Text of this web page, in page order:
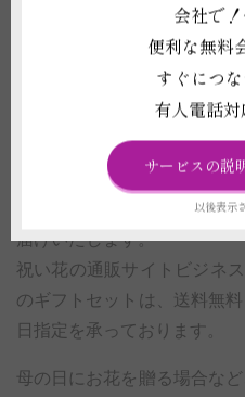
ジネスフラワー®
祝い花の通販サイトビジネ
菓子やスイーツなどの 贈答
販売しております。
京都のお茶屋さんこだわり
菓子、有名店のお菓子など
届けいたします。
祝い花の通販サイトビジネ
のギフトセットは、送料無
日指定を承っております。
母の日にお花を贈る場合な
会社で
便利な無料
すぐにつ
有人電話
サービスの説
以後表示